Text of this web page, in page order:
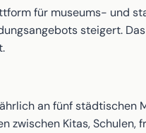
für museums- und
steigert.
an fünf städtischen
zwischen Kitas,